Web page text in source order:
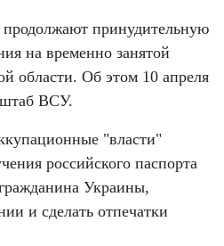
принудительную
на временно занятой
ВСУ.
"власти"
российского паспорта
Украины,
и сделать отпечатки